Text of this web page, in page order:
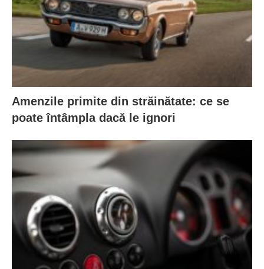
Amenzile primite din străinătate: ce se
poate întâmpla dacă le ignori